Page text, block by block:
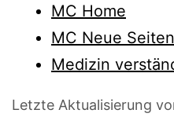
MC Home
MC Neue Seiten
Medizin
Letzte Aktualisierung